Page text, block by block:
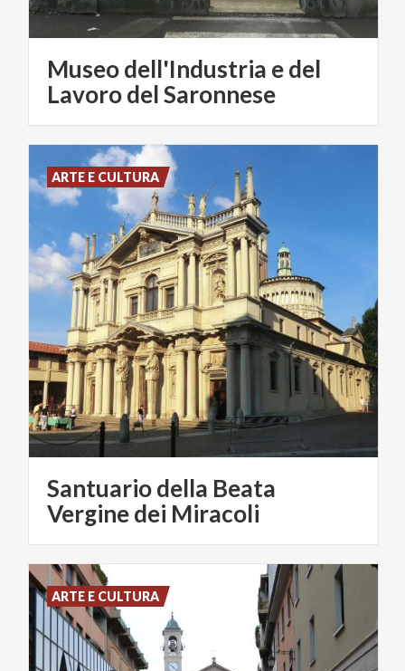
Museo dell'Industria e del
Lavoro del Saronnese
Santuario della Beata
Vergine dei Miracoli
ARTE E CULTURA
ARTE E CULTURA